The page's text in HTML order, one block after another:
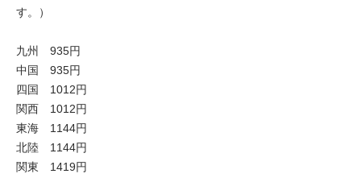
す。）
九州 935円
中国 935円
四国 1012円
関西 1012円
東海 1144円
北陸 1144円
関東 1419円